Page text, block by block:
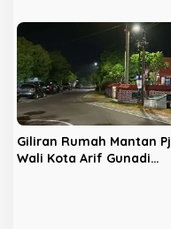
Giliran Rumah Mantan Pj
Wali Kota Arif Gunadi